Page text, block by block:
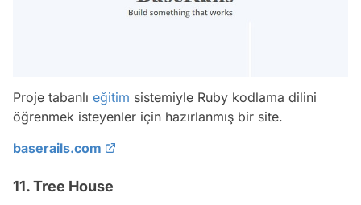
Proje tabanlı eğitim sistemiyle Ruby kodlama dilini
öğrenmek isteyenler için hazırlanmış bir site.
baserails.com
11. Tree House